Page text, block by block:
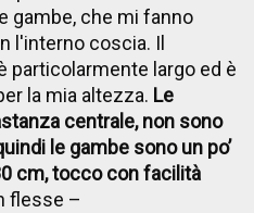
gambe, che mi fanno
l'interno coscia. Il
particolarmente largo ed è
la mia altezza. Le
centrale, non sono
le gambe sono un po’
cm, tocco con facilità
flesse –